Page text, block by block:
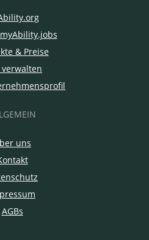
& Preise
verwalten
uns
AGBs